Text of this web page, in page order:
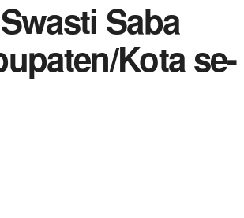
Saba
Kota se-